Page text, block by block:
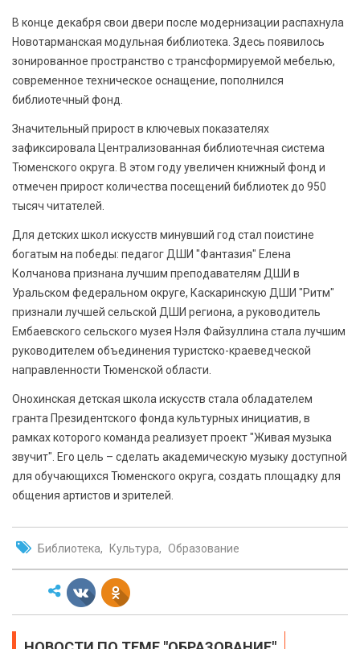
В конце декабря свои двери после модернизации распахнула
Новотарманская модульная библиотека. Здесь появилось
зонированное пространство с трансформируемой мебелью,
современное техническое оснащение, пополнился
библиотечный фонд.
Значительный прирост в ключевых показателях
зафиксировала Централизованная библиотечная система
Тюменского округа. В этом году увеличен книжный фонд и
отмечен прирост количества посещений библиотек до 950
тысяч читателей.
Для детских школ искусств минувший год стал поистине
богатым на победы: педагог ДШИ "Фантазия" Елена
Колчанова признана лучшим преподавателям ДШИ в
Уральском федеральном округе, Каскаринскую ДШИ "Ритм"
признали лучшей сельской ДШИ региона, а руководитель
Ембаевского сельского музея Нэля Файзуллина стала лучшим
руководителем объединения туристско-краеведческой
направленности Тюменской области.
Онохинская детская школа искусств стала обладателем
гранта Президентского фонда культурных инициатив, в
рамках которого команда реализует проект "Живая музыка
звучит". Его цель – сделать академическую музыку доступной
для обучающихся Тюменского округа, создать площадку для
общения артистов и зрителей.
Библиотека Культура Образование